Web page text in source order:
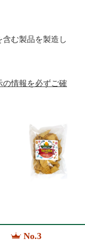
む製品を製造し
情報を必ずご確
No.3